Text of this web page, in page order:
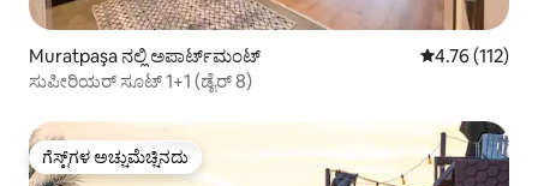
Muratpaşa ನಲ್ಲಿ ಅಪಾರ್ಟ್‌ಮಂಟ್ 5 ರಲ್ಲಿ 4.76
4.76 (112)
ಸುಪೀರಿಯರ್ ಸೂಟ್ 1+1 (ಡೈರ್ 8)
ಗೆಸ್ಟ್‌ಗಳ ಅಚ್ಚುಮೆಚ್ಚಿನದು
ಗೆಸ್ಟ್‌ಗಳ ಅಚ್ಚುಮೆಚ್ಚಿನದು